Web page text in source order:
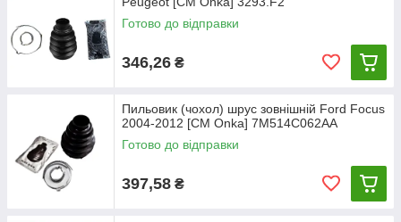
Готово до відправки
346,26 ₴
Пильовик (чохол) шрус зовнішній Ford Focus
2004-2012 [СМ Onka] 7M514C062AA
Готово до відправки
397,58 ₴